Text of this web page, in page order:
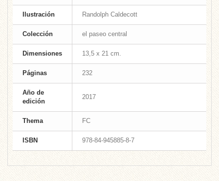
Ilustración Randolph Caldecott
Colección el paseo central
Dimensiones 13,5 x 21 cm.
Páginas 232
Año de
edición
2017
Thema FC
ISBN 978-84-945885-8-7